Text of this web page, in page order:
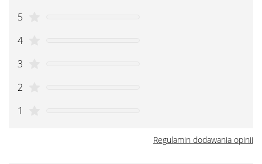
5
4
3
2
1
Regulamin dodawania opinii